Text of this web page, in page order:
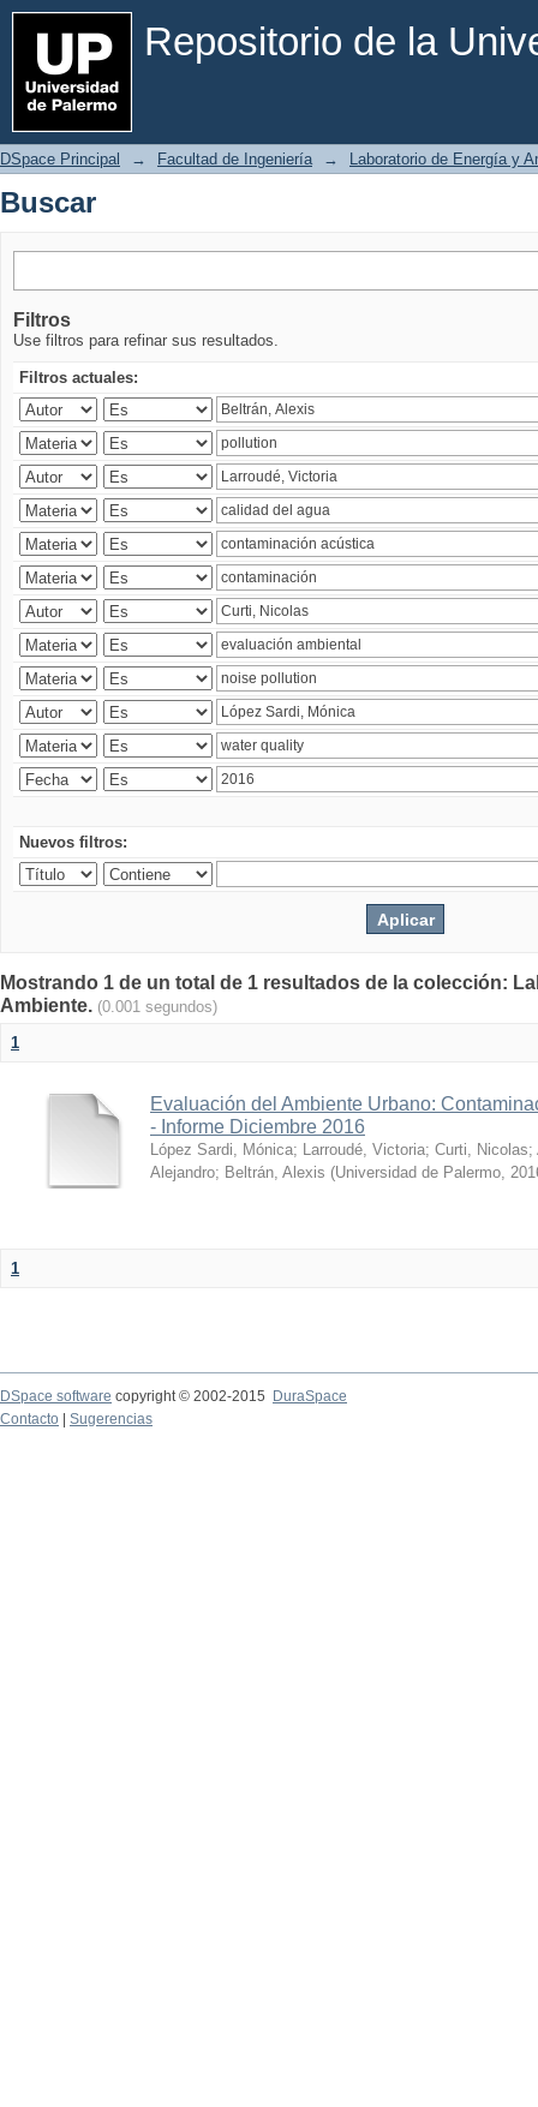
Repositorio de la
Buscar
DSpace Principal → Facultad de Ingeniería → Laboratorio de Energía y
Buscar
Filtros
Use filtros para refinar sus resultados.
Filtros actuales:
Nuevos filtros:
Mostrando 1 de un total de 1 resultados de la colección:
Ambiente. (0.001 segundos)
1
Evaluación del Ambiente Urbano:
- Informe Diciembre 2016
López Sardi, Mónica; Larroudé, Victoria; Curti, Nicolas;
Alejandro; Beltrán, Alexis (Universidad de Palermo,
1
DSpace software copyright © 2002-2015
DuraSpace
Contacto
Sugerencias